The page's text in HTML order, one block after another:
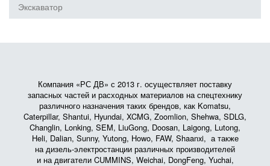
Экскаватор
Компания «РС ДВ» с 2013 г. осуществляет поставку
запасных частей и расходных материалов на спецтехнику
различного назначения таких брендов, как Komatsu,
Caterpillar, Shantui, Hyundai, XCMG, Zoomlion, Shehwa, SDLG,
Changlin, Lonking, SEM, LiuGong, Doosan, Laigong, Lutong,
Heli, Dalian, Sunny, Yutong, Howo, FAW, Shaanxi, а также
на дизель-электростанции различных производителей
и на двигатели CUMMINS, Weichai, DongFeng, Yuchai,